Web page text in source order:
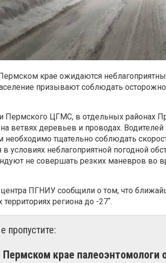
крае ожидаются
призывают соблюдать
Пермского ЦГМС, в отдельных районах
ветвях деревьев и проводах.
необходимо тщательно соблюдать
условиях неблагоприятной погодной
не совершать резких маневров во
ПГНИУ сообщили о том, что
региона до -27˚.
пропустите:
Пермском крае палеоэнтомологи